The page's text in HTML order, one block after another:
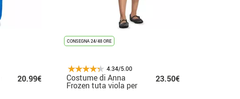
20.99€
CONSEGNA 24/48 ORE
4.34/5.00
Costume di Anna
Frozen tuta viola per
23.50€